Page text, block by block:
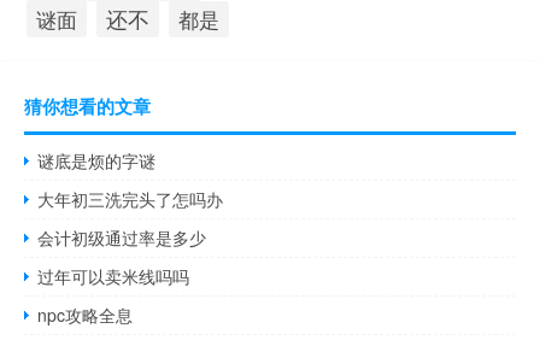
谜面 还不 都是
猜你想看的文章
谜底是烦的字谜
大年初三洗完头了怎吗办
会计初级通过率是多少
过年可以卖米线吗吗
npc攻略全息